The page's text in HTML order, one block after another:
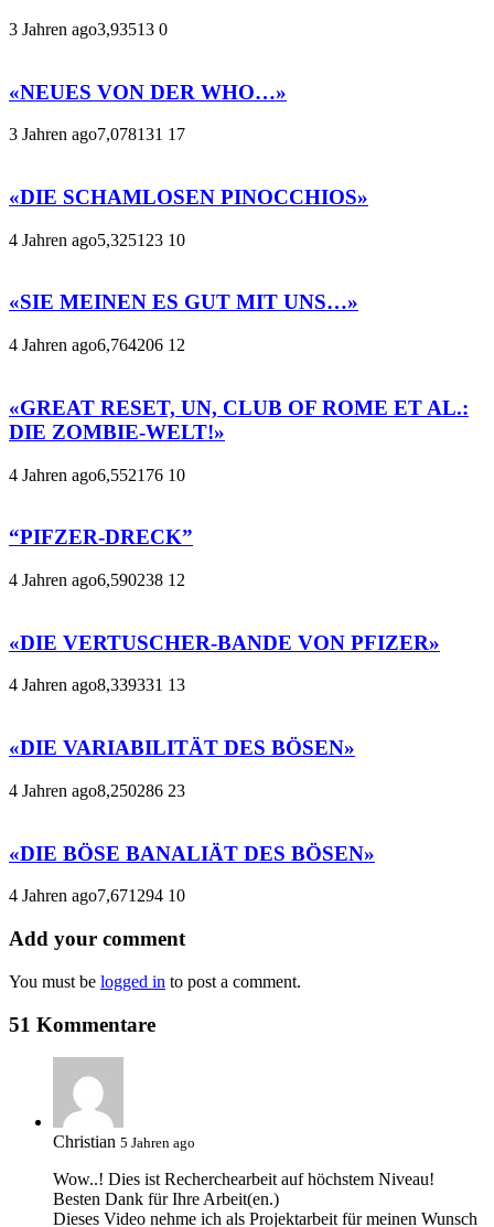
3 Jahren ago3,93513 0
«NEUES VON DER WHO…»
3 Jahren ago7,078131 17
«DIE SCHAMLOSEN PINOCCHIOS»
4 Jahren ago5,325123 10
«SIE MEINEN ES GUT MIT UNS…»
4 Jahren ago6,764206 12
«GREAT RESET, UN, CLUB OF ROME ET AL.:
DIE ZOMBIE-WELT!»
4 Jahren ago6,552176 10
“PIFZER-DRECK”
4 Jahren ago6,590238 12
«DIE VERTUSCHER-BANDE VON PFIZER»
4 Jahren ago8,339331 13
«DIE VARIABILITÄT DES BÖSEN»
4 Jahren ago8,250286 23
«DIE BÖSE BANALIÄT DES BÖSEN»
4 Jahren ago7,671 294 10
Add your comment
You must be logged in to post a comment.
51 Kommentare
Christian 5 Jahren ago
Wow..! Dies ist Recherchearbeit auf höchstem Niveau!
Besten Dank für Ihre Arbeit(en.)
Dieses Video nehme ich als Projektarbeit für meinen Wunsch